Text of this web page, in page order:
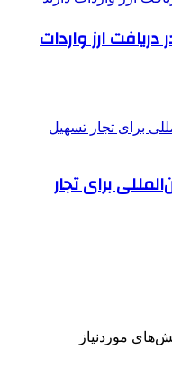
درصدی در دریافت ارز واردات
برای تجار
موردنیاز